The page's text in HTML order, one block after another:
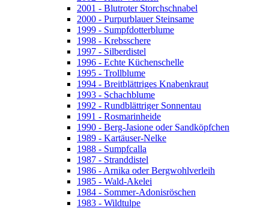
2001 - Blutroter Storchschnabel
2000 - Purpurblauer Steinsame
1999 - Sumpfdotterblume
1998 - Krebsschere
1997 - Silberdistel
1996 - Echte Küchenschelle
1995 - Trollblume
1994 - Breitblättriges Knabenkraut
1993 - Schachblume
1992 - Rundblättriger Sonnentau
1991 - Rosmarinheide
1990 - Berg-Jasione oder Sandköpfchen
1989 - Kartäuser-Nelke
1988 - Sumpfcalla
1987 - Stranddistel
1986 - Arnika oder Bergwohlverleih
1985 - Wald-Akelei
1984 - Sommer-Adonisröschen
1983 - Wildtulpe